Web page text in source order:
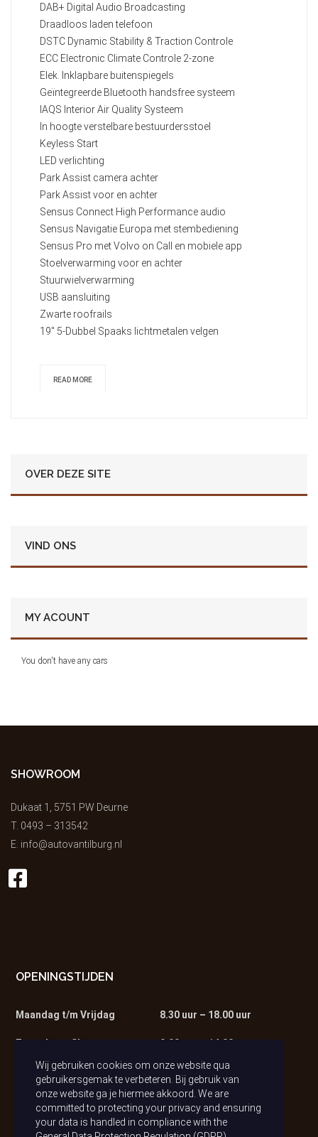
DAB+ Digital Audio Broadcasting
Draadloos laden telefoon
DSTC Dynamic Stability & Traction Controle
ECC Electronic Climate Controle 2-zone
Elek. Inklapbare buitenspiegels
Geïntegreerde Bluetooth handsfree systeem
IAQS Interior Air Quality Systeem
In hoogte verstelbare bestuurdersstoel
Keyless Start
LED verlichting
Park Assist camera achter
Park Assist voor en achter
Sensus Connect High Performance audio
Sensus Navigatie Europa met stembediening
Sensus Pro met Volvo on Call en mobiele app
Stoelverwarming voor en achter
Stuurwielverwarming
USB aansluiting
Zwarte roofrails
19" 5-Dubbel Spaaks lichtmetalen velgen
READ MORE
OVER DEZE SITE
VIND ONS
MY ACOUNT
You don't have any cars
SHOWROOM
Dukaat 1, 5751 PW Deurne
T. 0493 – 313542
E. info@autovantilburg.nl
OPENINGSTIJDEN
Maandag t/m Vrijdag 8.30 uur – 18.00 uur
Zaterdag – Showroom 9.00 uur – 14.00 uur
Zaterdag – Werkplaats 9.00 uur – 13.00 uur
Wij gebruiken cookies om onze website qua
gebruikersgemak te verbeteren. Bij gebruik van
onze website ga je hiermee akkoord. We are
committed to protecting your privacy and ensuring
your data is handled in compliance with the